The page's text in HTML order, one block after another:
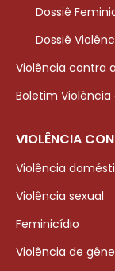
Dossiê
Dossiê
Violência contra
Boletim
VIOLÊNCIA
Violência
Violência sexual
Feminicídio
Violência de